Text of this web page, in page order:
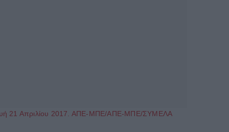
21 Απριλίου 2017. ΑΠΕ-ΜΠΕ/ΑΠΕ-ΜΠΕ/ΣΥΜΕΛΑ